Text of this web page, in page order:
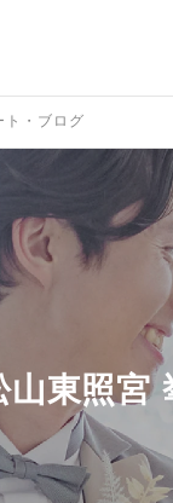
ト・ブログ
山東照宮